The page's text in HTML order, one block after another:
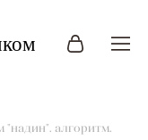
"надин". алгоритм.